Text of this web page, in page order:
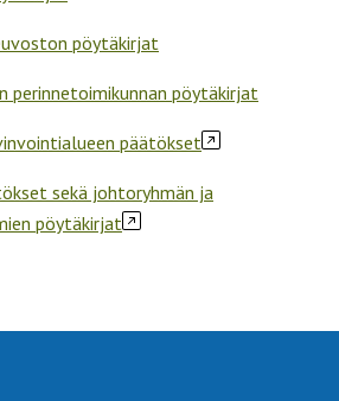
pöytäkirjat
perinnetoimikunnan pöytäkirjat
päätökset
sekä johtoryhmän ja
pöytäkirjat